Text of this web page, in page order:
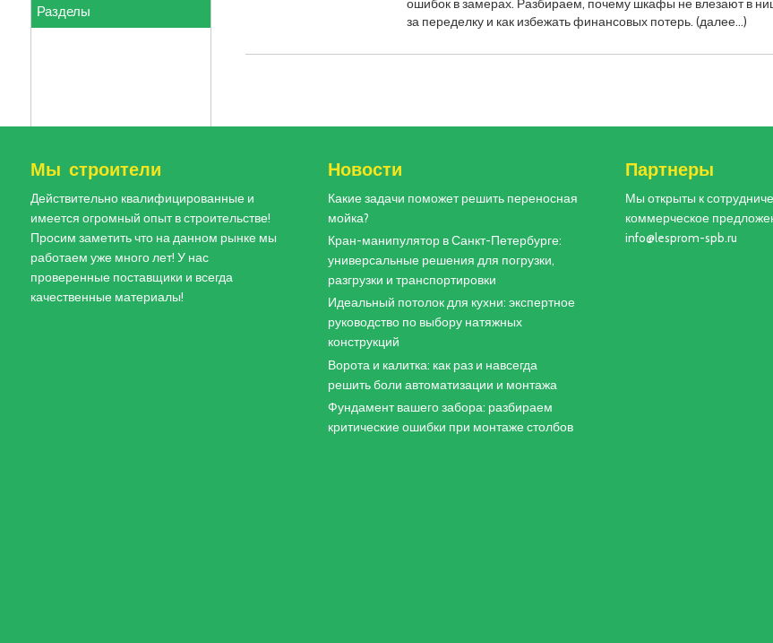
ошибок в замерах. Разбираем, почему шкафы не влезают в
за переделку и как избежать финансовых потерь. (далее…)
Разделы
Мы строители
Действительно квалифицированные и
имеется огромный опыт в строительстве!
Просим заметить что на данном рынке мы
работаем уже много лет! У нас
проверенные поставщики и всегда
качественные материалы!
Новости
Какие задачи поможет решить переносная
мойка?
Кран-манипулятор в Санкт-Петербурге:
универсальные решения для погрузки,
разгрузки и транспортировки
Идеальный потолок для кухни: экспертное
руководство по выбору натяжных
конструкций
Ворота и калитка: как раз и навсегда
решить боли автоматизации и монтажа
Фундамент вашего забора: разбираем
критические ошибки при монтаже столбов
Партнеры
Мы открыты к
коммерческое
info@lesprom-spb.ru